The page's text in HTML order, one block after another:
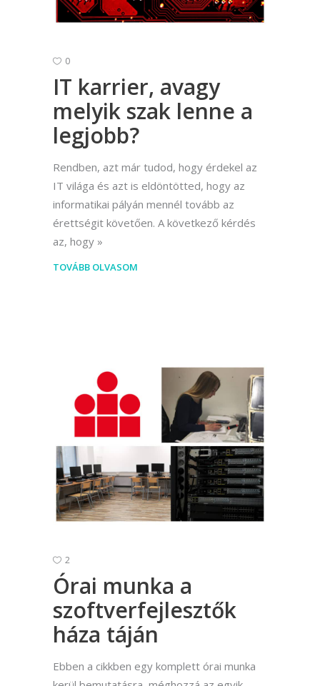
0
IT karrier, avagy
melyik szak lenne a
legjobb?
Rendben, azt már tudod, hogy érdekel az
IT világa és azt is eldöntötted, hogy az
informatikai pályán mennél tovább az
érettségit követően. A következő kérdés
az, hogy
TOVÁBB OLVASOM
2
Órai munka a
szoftverfejlesztők
háza táján
Ebben a cikkben egy komplett órai munka